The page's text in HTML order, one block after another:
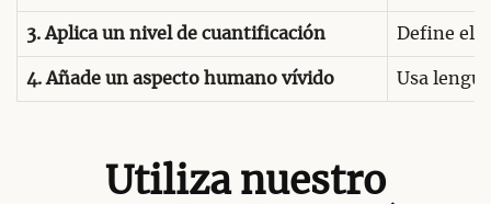
3. Aplica un nivel de cuantificación Define el
4. Añade un aspecto humano vívido Usa
Utiliza nuestro